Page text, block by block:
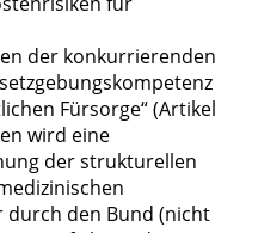
der konkurrierenden
Fürsorge“ (Artikel
wird eine
der strukturellen
durch den Bund (nicht